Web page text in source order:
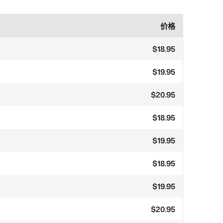
价格
$18.95
$19.95
$20.95
$18.95
$19.95
$18.95
$19.95
$20.95